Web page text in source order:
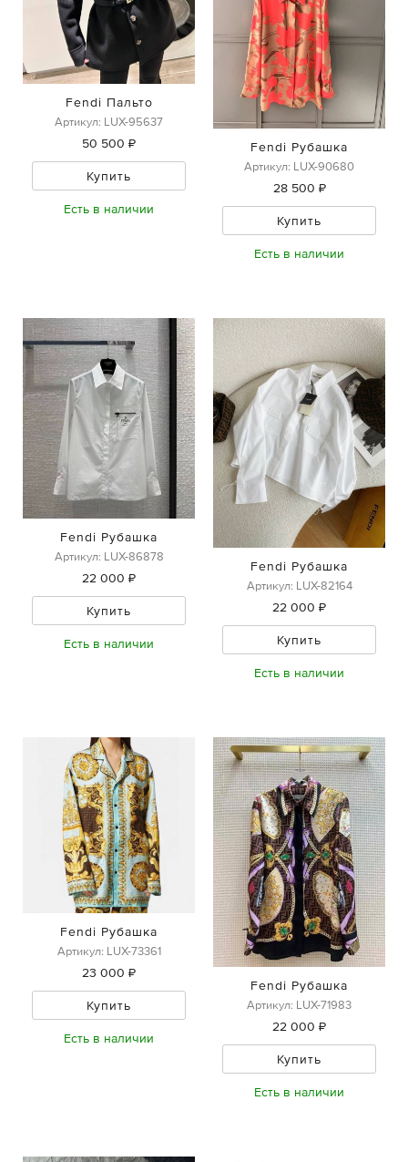
Fendi Пальто
Артикул: LUX-95637
50 500 ₽
Купить
Есть в наличии
Fendi Рубашка
Артикул: LUX-90680
28 500 ₽
Купить
Есть в наличии
Fendi Рубашка
Артикул: LUX-86878
22 000 ₽
Купить
Есть в наличии
Fendi Рубашка
Артикул: LUX-82164
22 000 ₽
Купить
Есть в наличии
Fendi Рубашка
Артикул: LUX-73361
23 000 ₽
Купить
Есть в наличии
Fendi Рубашка
Артикул: LUX-71983
22 000 ₽
Купить
Есть в наличии